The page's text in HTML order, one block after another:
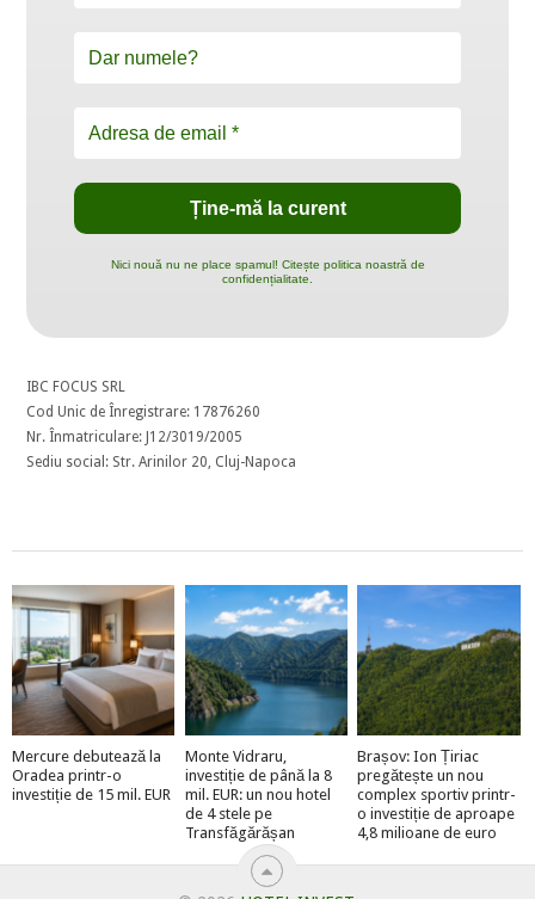
Nici nouă nu ne place spamul! Citește politica noastră de
confidențialitate.
IBC FOCUS SRL
Cod Unic de Înregistrare: 17876260
Nr. Înmatriculare: J12/3019/2005
Sediu social: Str. Arinilor 20, Cluj-Napoca
Mercure debutează la
Oradea printr-o
investiție de 15 mil. EUR
Monte Vidraru,
investiție de până la 8
mil. EUR: un nou hotel
de 4 stele pe
Transfăgărășan
Brașov: Ion Țiriac
pregătește un nou
complex sportiv printr-
o investiție de aproape
4,8 milioane de euro